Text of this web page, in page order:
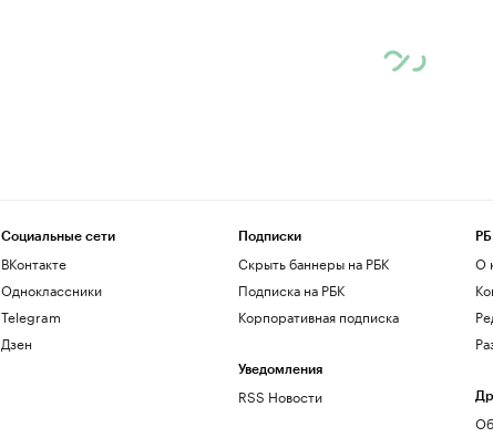
Социальные сети
ВКонтакте
Одноклассники
Telegram
Дзен
Подписки
Скрыть баннеры на РБК
Подписка на РБК
Корпоративная подписка
Уведомления
RSS Новости
О